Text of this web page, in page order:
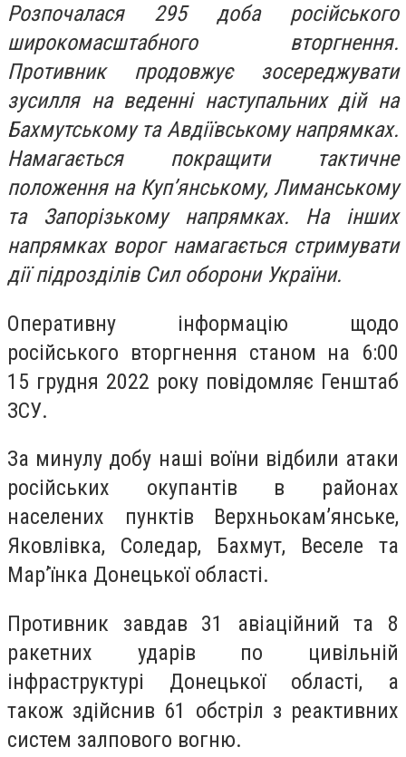
Розпочалася 295 доба російського
широкомасштабного вторгнення.
Противник продовжує зосереджувати
зусилля на веденні наступальних дій на
Бахмутському та Авдіївському напрямках.
Намагається покращити тактичне
положення на Куп’янському, Лиманському
та Запорізькому напрямках. На інших
напрямках ворог намагається стримувати
дії підрозділів Сил оборони України.
Оперативну інформацію щодо
російського вторгнення станом на 6:00
15 грудня 2022 року повідомляє Генштаб
ЗСУ.
За минулу добу наші воїни відбили атаки
російських окупантів в районах
населених пунктів Верхньокам’янське,
Яковлівка, Соледар, Бахмут, Веселе та
Мар’їнка Донецької області.
Противник завдав 31 авіаційний та 8
ракетних ударів по цивільній
інфраструктурі Донецької області, а
також здійснив 61 обстріл з реактивних
систем залпового вогню.